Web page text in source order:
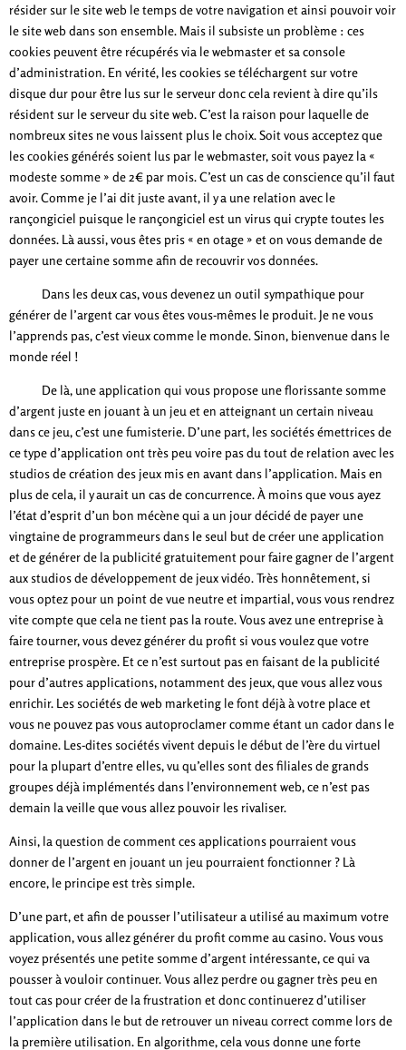
résider sur le site web le temps de votre navigation et ainsi pouvoir voir
le site web dans son ensemble. Mais il subsiste un problème : ces
cookies peuvent être récupérés via le webmaster et sa console
d’administration. En vérité, les cookies se téléchargent sur votre
disque dur pour être lus sur le serveur donc cela revient à dire qu’ils
résident sur le serveur du site web. C’est la raison pour laquelle de
nombreux sites ne vous laissent plus le choix. Soit vous acceptez que
les cookies générés soient lus par le webmaster, soit vous payez la «
modeste somme » de 2€ par mois. C’est un cas de conscience qu’il faut
avoir. Comme je l’ai dit juste avant, il y a une relation avec le
rançongiciel puisque le rançongiciel est un virus qui crypte toutes les
données. Là aussi, vous êtes pris « en otage » et on vous demande de
payer une certaine somme afin de recouvrir vos données.
Dans les deux cas, vous devenez un outil sympathique pour
générer de l’argent car vous êtes vous-mêmes le produit. Je ne vous
l’apprends pas, c’est vieux comme le monde. Sinon, bienvenue dans le
monde réel !
De là, une application qui vous propose une florissante somme
d’argent juste en jouant à un jeu et en atteignant un certain niveau
dans ce jeu, c’est une fumisterie. D’une part, les sociétés émettrices de
ce type d’application ont très peu voire pas du tout de relation avec les
studios de création des jeux mis en avant dans l’application. Mais en
plus de cela, il y aurait un cas de concurrence. À moins que vous ayez
l’état d’esprit d’un bon mécène qui a un jour décidé de payer une
vingtaine de programmeurs dans le seul but de créer une application
et de générer de la publicité gratuitement pour faire gagner de l’argent
aux studios de développement de jeux vidéo. Très honnêtement, si
vous optez pour un point de vue neutre et impartial, vous vous rendrez
vite compte que cela ne tient pas la route. Vous avez une entreprise à
faire tourner, vous devez générer du profit si vous voulez que votre
entreprise prospère. Et ce n’est surtout pas en faisant de la publicité
pour d’autres applications, notamment des jeux, que vous allez vous
enrichir. Les sociétés de web marketing le font déjà à votre place et
vous ne pouvez pas vous autoproclamer comme étant un cador dans le
domaine. Les-dites sociétés vivent depuis le début de l’ère du virtuel
pour la plupart d’entre elles, vu qu’elles sont des filiales de grands
groupes déjà implémentés dans l’environnement web, ce n’est pas
demain la veille que vous allez pouvoir les rivaliser.
Ainsi, la question de comment ces applications pourraient vous
donner de l’argent en jouant un jeu pourraient fonctionner ? Là
encore, le principe est très simple.
D’une part, et afin de pousser l’utilisateur a utilisé au maximum votre
application, vous allez générer du profit comme au casino. Vous vous
voyez présentés une petite somme d’argent intéressante, ce qui va
pousser à vouloir continuer. Vous allez perdre ou gagner très peu en
tout cas pour créer de la frustration et donc continuerez d’utiliser
l’application dans le but de retrouver un niveau correct comme lors de
la première utilisation. En algorithme, cela vous donne une forte